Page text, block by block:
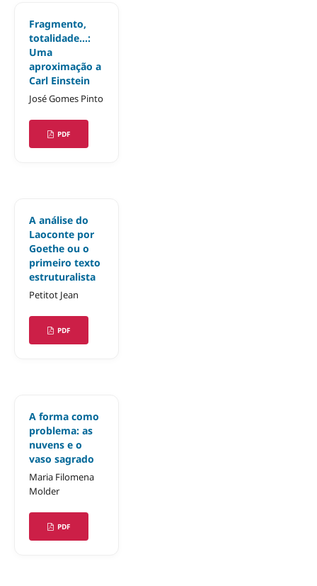
Fragmento,
totalidade...:
Uma
aproximação a
Carl Einstein
José Gomes Pinto
PDF
A análise do
Laoconte por
Goethe ou o
primeiro texto
estruturalista
Petitot Jean
PDF
A forma como
problema: as
nuvens e o
vaso sagrado
Maria Filomena
Molder
PDF